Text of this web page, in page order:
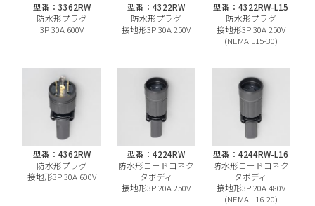
型番：3362RW
防水形プラグ
3P 30A 600V
型番：4322RW
防水形プラグ
接地形3P 30A 250V
型番：4322RW-L15
防水形プラグ
接地形3P 30A 250V
(NEMA L15-30)
型番：4362RW
防水形プラグ
接地形3P 30A 600V
型番：4224RW
防水形コードコネク
タボディ
接地形3P 20A 250V
型番：4244RW-L16
防水形コードコネク
タボディ
接地形3P 20A 480V
(NEMA L16-20)